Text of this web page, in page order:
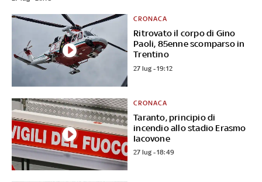
Ritrovato il corpo di Gino
Paoli, 85enne scomparso in
Trentino
CRONACA
27 lug - 19:12
Taranto, principio di
incendio allo stadio Erasmo
Iacovone
CRONACA
27 lug - 18:49